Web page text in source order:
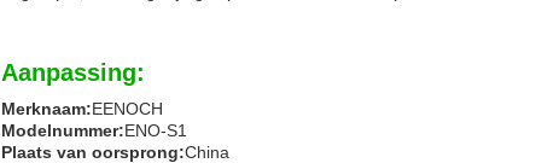
Aanpassing:
Merknaam:EENOCH
Modelnummer:ENO-S1
Plaats van oorsprong:China